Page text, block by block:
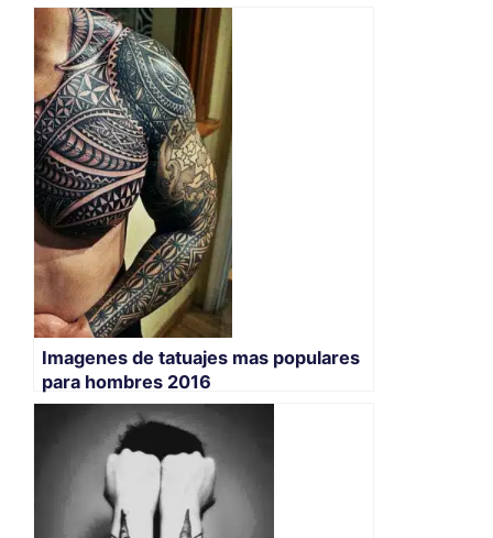
Imagenes de tatuajes mas populares
para hombres 2016